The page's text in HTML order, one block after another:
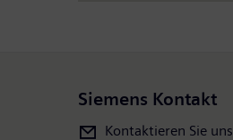
Siemens Kontakt
Kontaktieren Sie uns